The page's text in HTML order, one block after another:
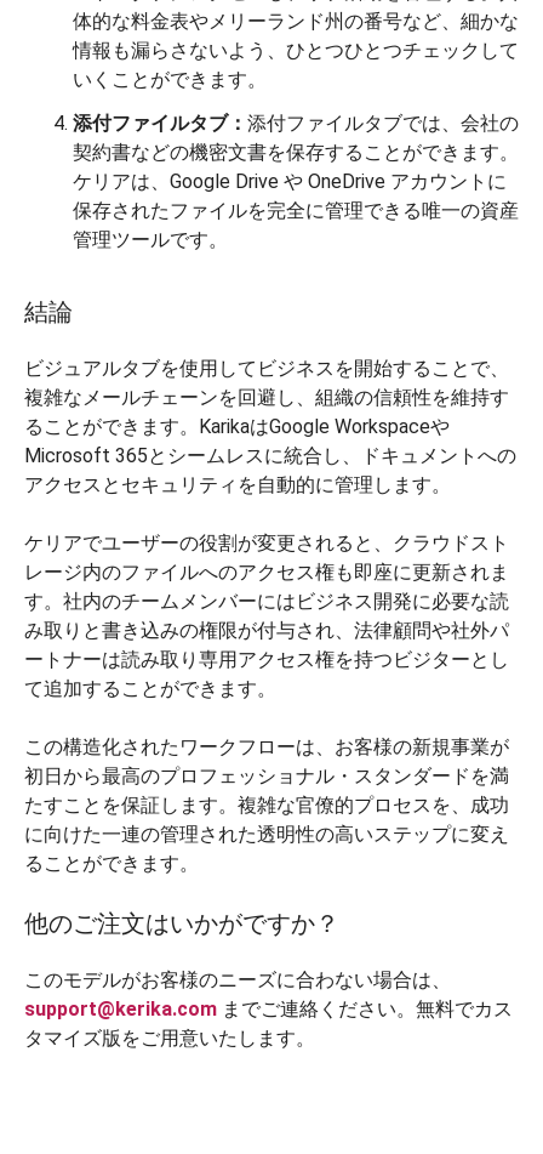
体的な料金表やメリーランド州の番号など、細かな
情報も漏らさないよう、ひとつひとつチェックして
いくことができます。
添付ファイルタブ： 添付ファイルタブでは、会社の
契約書などの機密文書を保存することができます。
ケリアは、Google Drive や OneDrive アカウントに
保存されたファイルを完全に管理できる唯一の資産
管理ツールです。
結論
ビジュアルタブを使用してビジネスを開始することで、
複雑なメールチェーンを回避し、組織の信頼性を維持す
ることができます。KarikaはGoogle Workspaceや
Microsoft 365とシームレスに統合し、ドキュメントへの
アクセスとセキュリティを自動的に管理します。
ケリアでユーザーの役割が変更されると、クラウドスト
レージ内のファイルへのアクセス権も即座に更新されま
す。社内のチームメンバーにはビジネス開発に必要な読
み取りと書き込みの権限が付与され、法律顧問や社外パ
ートナーは読み取り専用アクセス権を持つビジターとし
て追加することができます。
この構造化されたワークフローは、お客様の新規事業が
初日から最高のプロフェッショナル・スタンダードを満
たすことを保証します。複雑な官僚的プロセスを、成功
に向けた一連の管理された透明性の高いステップに変え
ることができます。
他のご注文はいかがですか？
このモデルがお客様のニーズに合わない場合は、
support@kerika.com までご連絡ください。無料でカス
タマイズ版をご用意いたします。